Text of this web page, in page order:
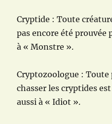
Cryptide : Toute
pas encore été prouvée
à « Monstre ».
Cryptozoologue : Toute
chasser les cryptides
aussi à « Idiot ».